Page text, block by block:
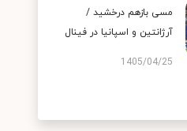
مسی بازهم درخشید /
آرژانتین و اسپانیا در فینال
1405/04/25